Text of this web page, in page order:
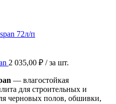
2 035,00 ₽ / за шт.
— влагостойкая
для строительных и
черновых полов, обшивки,